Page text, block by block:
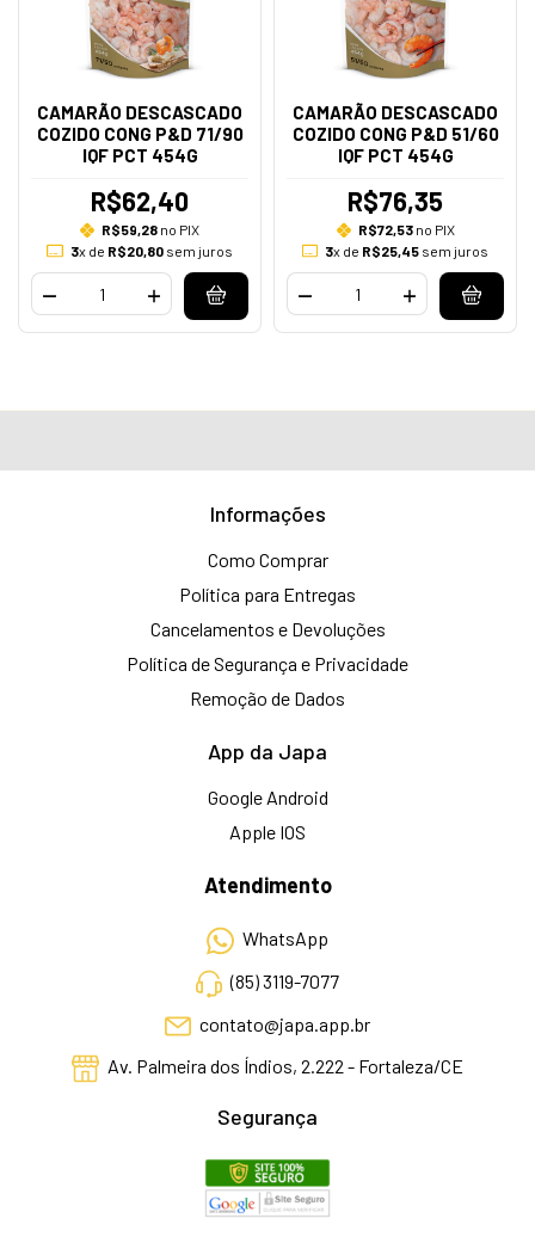
CAMARÃO DESCASCADO
COZIDO CONG P&D 71/90
IQF PCT 454G
R$62,40
R$59,28 no PIX
3x de R$20,80sem juros
CAMARÃO DESCASCADO
COZIDO CONG P&D 51/60
IQF PCT 454G
R$76,35
R$72,53no PIX
3x de R$25,45 sem juros
Informações
Como Comprar
Política para Entregas
Cancelamentos e Devoluções
Política de Segurança e Privacidade
Remoção de Dados
App da Japa
Google Android
Apple IOS
Atendimento
WhatsApp
(85) 3119-7077
contato@japa.app.br
Av. Palmeira dos Índios, 2.222 - Fortaleza/CE
Segurança